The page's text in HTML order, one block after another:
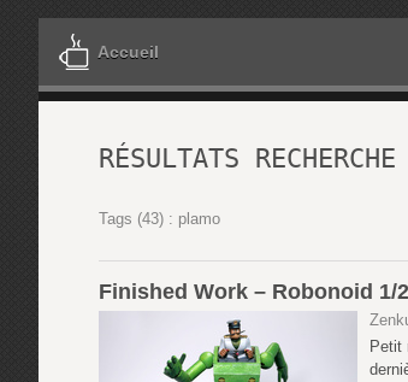
Accueil
RÉSULTATS RECHERCHE
Tags (43) : plamo
Finished Work – Robonoid 1/
Petit